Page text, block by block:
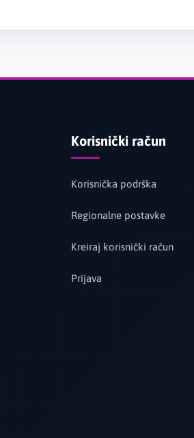
Korisnički račun
Korisnička podrška
Regionalne postavke
Kreiraj korisnički račun
Prijava